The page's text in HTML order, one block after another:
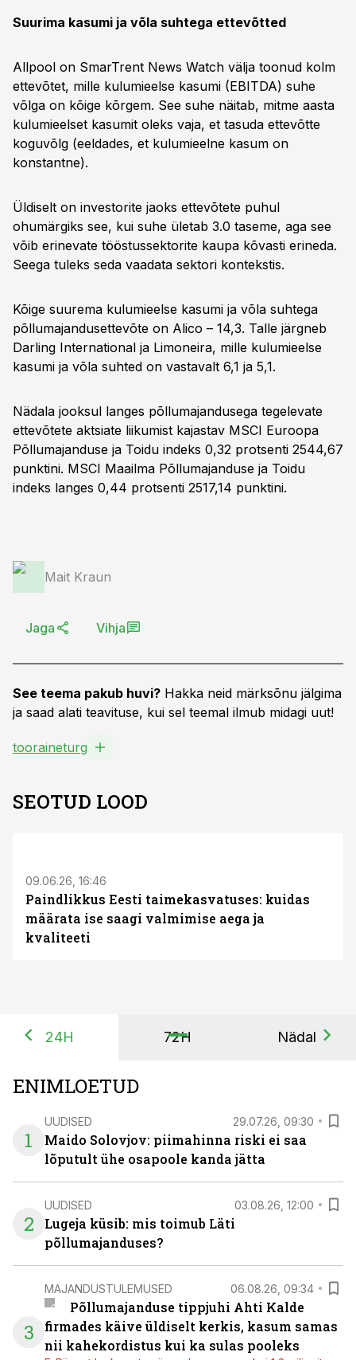
Suurima kasumi ja võla suhtega ettevõtted
Allpool on SmarTrent News Watch välja toonud kolm
ettevõtet, mille kulumieelse kasumi (EBITDA) suhe
võlga on kõige kõrgem. See suhe näitab, mitme aasta
kulumieelset kasumit oleks vaja, et tasuda ettevõtte
koguvõlg (eeldades, et kulumieelne kasum on
konstantne).
Üldiselt on investorite jaoks ettevõtete puhul
ohumärgiks see, kui suhe ületab 3.0 taseme, aga see
võib erinevate tööstussektorite kaupa kõvasti erineda.
Seega tuleks seda vaadata sektori kontekstis.
Kõige suurema kulumieelse kasumi ja võla suhtega
põllumajandusettevõte on Alico – 14,3. Talle järgneb
Darling International ja Limoneira, mille kulumieelse
kasumi ja võla suhted on vastavalt 6,1 ja 5,1.
Nädala jooksul langes põllumajandusega tegelevate
ettevõtete aktsiate liikumist kajastav MSCI Euroopa
Põllumajanduse ja Toidu indeks 0,32 protsenti 2544,67
punktini. MSCI Maailma Põllumajanduse ja Toidu
indeks langes 0,44 protsenti 2517,14 punktini.
Mait Kraun
Jaga Vihja
See teema pakub huvi? Hakka neid märksõnu jälgima
ja saad alati teavituse, kui sel teemal ilmub midagi uut!
tooraineturg
SEOTUD LOOD
09.06.26, 16:46
Paindlikkus Eesti taimekasvatuses: kuidas
määrata ise saagi valmimise aega ja
kvaliteeti
24H 72H Nädal
ENIMLOETUD
1
UUDISED 29.07.26, 09:30
Maido Solovjov: piimahinna riski ei saa
lõputult ühe osapoole kanda jätta
2
UUDISED 03.08.26, 12:00
Lugeja küsib: mis toimub Läti
põllumajanduses?
3
MAJANDUSTULEMUSED 06.08.26, 09:34
Põllumajanduse tippjuhi Ahti Kalde
firmades käive üldiselt kerkis, kasum samas
nii kahekordistus kui ka sulas pooleks